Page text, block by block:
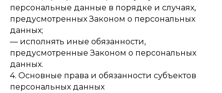
персональные данные в порядке и случаях,
предусмотренных Законом о персональных
данных;
— исполнять иные обязанности,
предусмотренные Законом о персональных
данных.
4. Основные права и обязанности субъектов
персональных данных